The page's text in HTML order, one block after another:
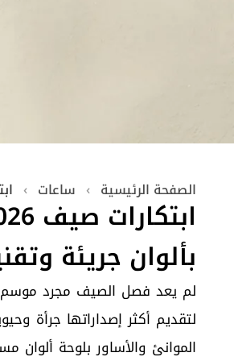
الصفحة الرئيسية › ساعات ›
بألوان جريئة
لم يعد فصل الصيف مجرد موسم
الموانئ والأساور بلوحة ألوان